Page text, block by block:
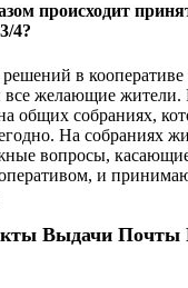
происходит
4?
в кооперативе
все желающие жители.
общих собраниях,
На собраниях
вопросы,
и
Выдачи Почты